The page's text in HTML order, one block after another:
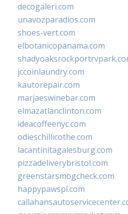
decogaleri.com
unavozparadios.com
shoes-vert.com
elbotanicopanama.com
jccoinlaundry.com
kautorepair.com
marjaeswinebar.com
elmazatlanclinton.com
ideacoffeenyc.com
odieschillicothe.com
lacantinitagalesburg.com
pizzadeliverybristol.com
greenstarsmogcheck.com
happypawspl.com